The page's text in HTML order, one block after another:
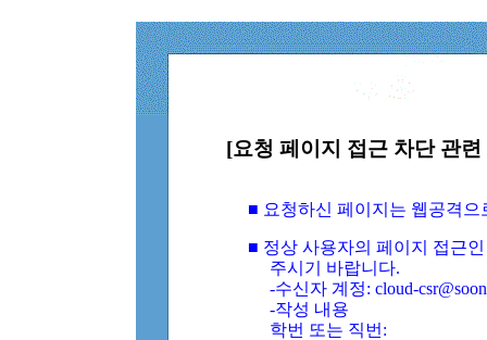
[요청 페이지 접근 차단 관
■ 요청하신 페이지는 웹공격
■ 정상 사용자의 페이지 접근
주시기 바랍니다.
-수신자 계정: cloud-
-작성 내용
학번 또는 직번: